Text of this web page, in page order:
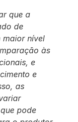
que a
de
maior nível
às
e
e
as
pode